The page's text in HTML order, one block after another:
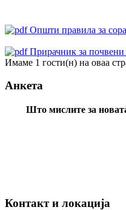
Oпшти правила за
Прирачник за
Имаме 1 гости(н) на оваа
Анкета
Што мислите за
Контакт и локација